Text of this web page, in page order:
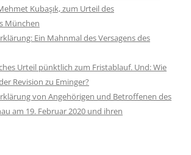
Kubaşık, zum Urteil des
München
Ein Mahnmal des Versagens des
Urteil pünktlich zum Fristablauf. Und: Wie
Revision zu Eminger?
von Angehörigen und Betroffenen des
am 19. Februar 2020 und ihren